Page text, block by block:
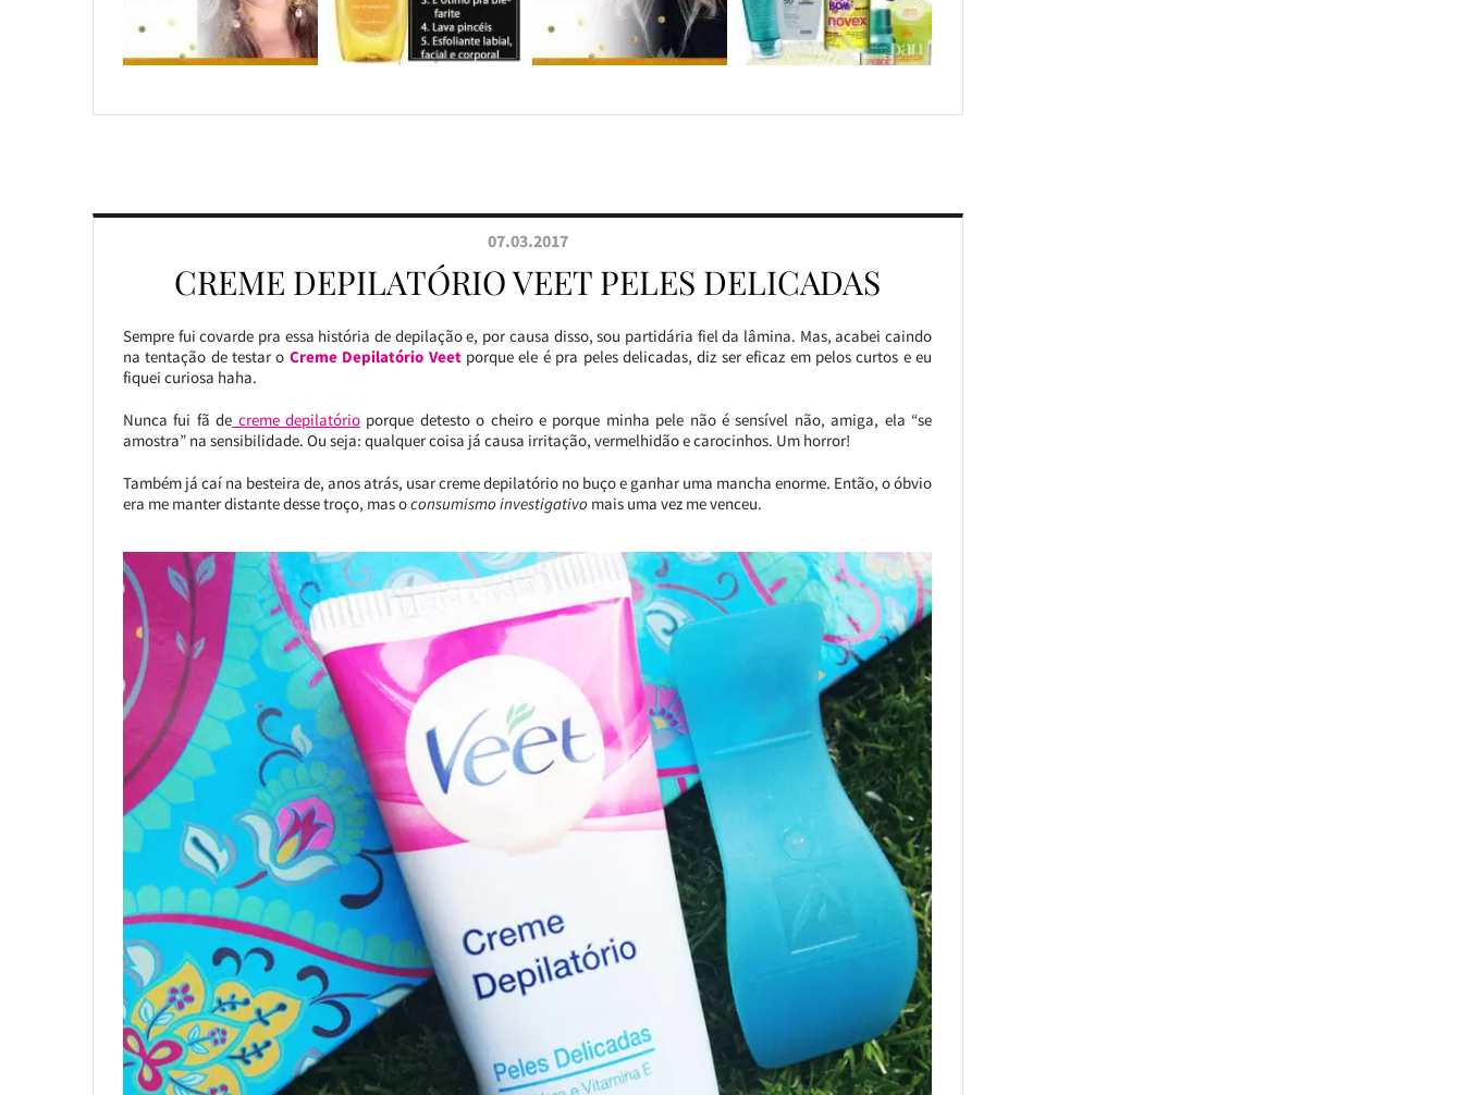
07.03.2017
CREME DEPILATÓRIO VEET PELES DELICADAS
Sempre fui covarde pra essa história de depilação e, por causa disso, sou partidária fiel da lâmina. Mas, acabei caindo
na tentação de testar o Creme Depilatório Veetporque ele é pra peles delicadas, diz ser eficaz em pelos curtos e eu
fiquei curiosa haha.
Nunca fui fã de creme depilatórioporque detesto o cheiro e porque minha pele não é sensível não, amiga, ela “se
amostra” na sensibilidade. Ou seja: qualquer coisa já causa irritação, vermelhidão e carocinhos. Um horror!
Também já caí na besteira de, anos atrás, usar creme depilatório no buço e ganhar uma mancha enorme. Então, o óbvio
era me manter distante desse troço, mas oconsumismo investigativo mais uma vez me venceu.